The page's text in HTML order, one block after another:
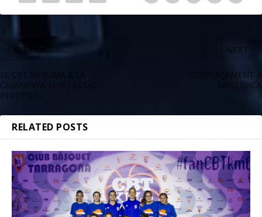
PREVIOUS
EL CBT SE SUMA A LA
CAMPANYA «T’HO ESTÀS
PERDENT»
NEXT
DESPLAÇAMENT A
MALLORCA
RELATED POSTS